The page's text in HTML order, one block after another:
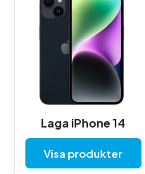
Laga iPhone 14
Visa produkter